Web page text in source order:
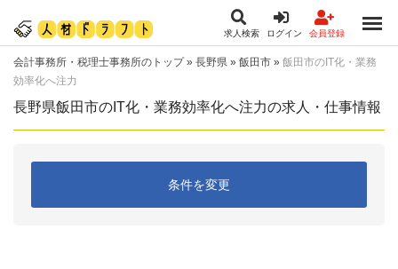
求人検索 ログイン 会員登録
会計事務所・税理士事務所のトップ» 長野県 » 飯田市 » 飯田市のIT化・業務
効率化へ注力
長野県飯田市のIT化・業務効率化へ注力の求人・仕事情報
条件を変更